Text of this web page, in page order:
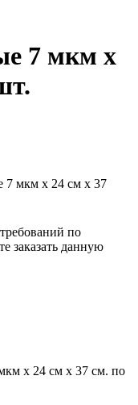
7 мкм х
7 мкм х 24 см х 37
по
заказать данную
х 24 см х 37 см. по